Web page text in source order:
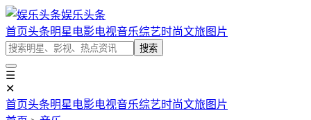
娱乐头条
首页头条明星 电影电视音乐综艺时尚文旅图片
搜索
☰
✕
首页头条明星 电影电视音乐综艺时尚文旅图片